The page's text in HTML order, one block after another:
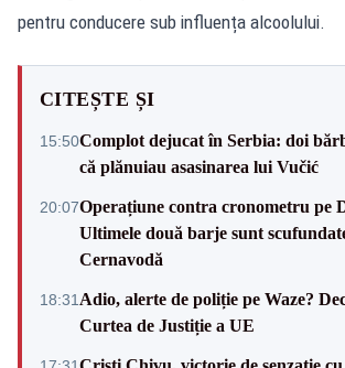
pentru conducere sub influența alcoolului.
CITEȘTE ȘI
15:50Complot dejucat în Serbia: doi
că plănuiau asasinarea lui Vučić
20:07Operațiune contra cronometru pe
Ultimele două barje sunt
Cernavodă
18:31 Adio, alerte de poliție pe Waze?
Curtea de Justiție a UE